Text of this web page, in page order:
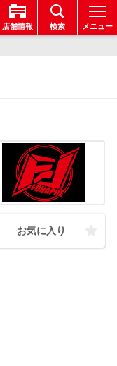
店舗情報 検索 メニュー
お気に入り